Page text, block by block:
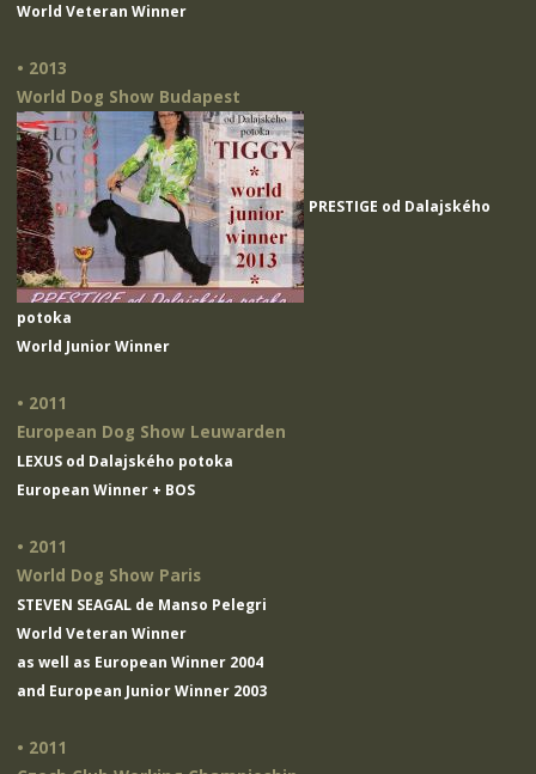
World Veteran Winner
• 2013
World Dog Show Budapest
PRESTIGE od Dalajského
potoka
World Junior Winner
• 2011
European Dog Show Leuwarden
LEXUS od Dalajského potoka
European Winner + BOS
• 2011
World Dog Show Paris
STEVEN SEAGAL de Manso Pelegri
World Veteran Winner
as well as European Winner 2004
and European Junior Winner 2003
• 2011